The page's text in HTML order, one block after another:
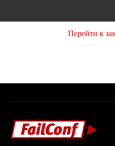
Перейти к